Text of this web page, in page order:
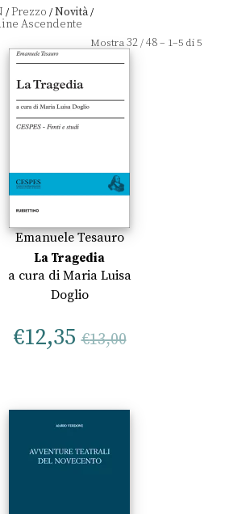
/Prezzo /Novità/
Mostra32/48– 1–5 di 5
Emanuele Tesauro
La Tragedia
a cura di Maria Luisa
Doglio
€12,35 €13,00